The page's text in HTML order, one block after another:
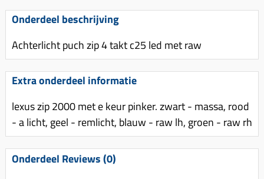
Spruitstuk (delen)
Uitlaten compleet
Uitlaat bocht
Radiateur (delen)
Waterpomp (delen)
V-snaren
Rem (delen)
Remhevels
Remsegmenten
Remschijven
Voorrem kabel
Voorvork
Regenkleding
Vespa accessoires
Voordragers
Accessoires overig
Zadel
Gereedschap
Onderdeel beschrijving
Achterlicht puch zip 4 takt c25 led met raw
Extra onderdeel informatie
lexus zip 2000 met e keur pinker. zwart - massa, rood
- a licht, geel - remlicht, blauw - raw lh, groen - raw rh
Onderdeel Reviews (0)